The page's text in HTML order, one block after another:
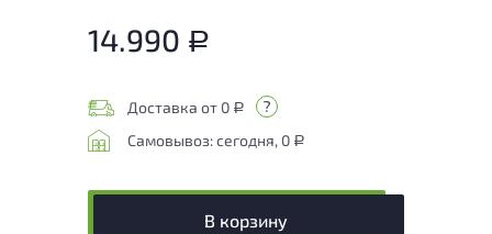
14.990 Р
Доставка от 0 Р
Самовывоз: сегодня, 0 Р
В корзину